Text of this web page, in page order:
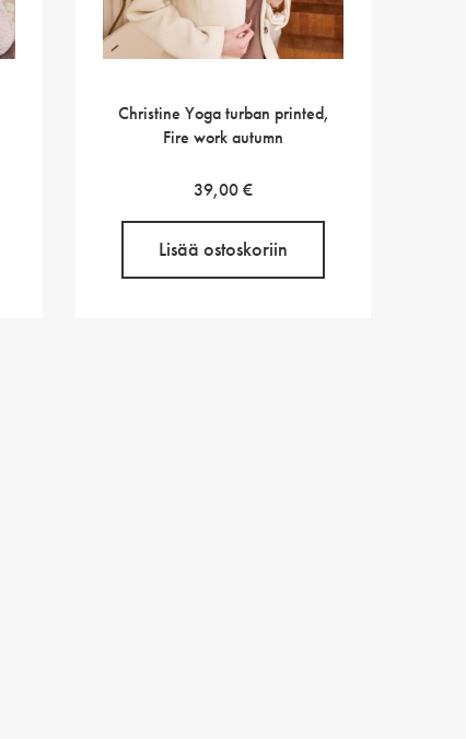
Christine Yoga turban printed,
Fire work autumn
39,00€
Lisää ostoskoriin